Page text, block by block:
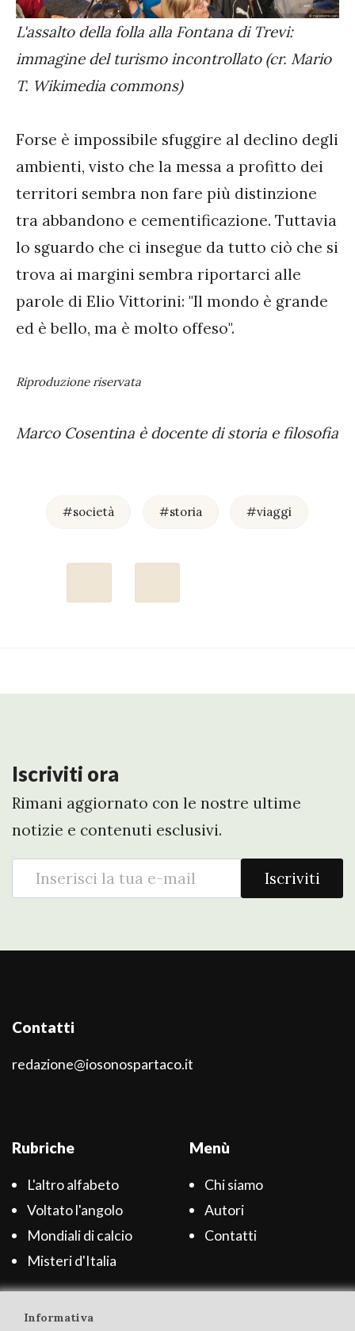
L'assalto della folla alla Fontana di Trevi:
immagine del turismo incontrollato (cr. Mario
T. Wikimedia commons)
Forse è impossibile sfuggire al declino degli
ambienti, visto che la messa a profitto dei
territori sembra non fare più distinzione
tra abbandono e cementificazione. Tuttavia
lo sguardo che ci insegue da tutto ciò che si
trova ai margini sembra riportarci alle
parole di Elio Vittorini: "Il mondo è grande
ed è bello, ma è molto offeso".
Riproduzione riservata
Marco Cosentina è docente di storia e filosofia
#società #storia #viaggi
Iscriviti ora
Rimani aggiornato con le nostre ultime
notizie e contenuti esclusivi.
Iscriviti
Contatti
redazione@iosonospartaco.it
Rubriche
L'altro alfabeto
Voltato l'angolo
Mondiali di calcio
Misteri d'Italia
Menù
Chi siamo
Autori
Contatti
Informativa